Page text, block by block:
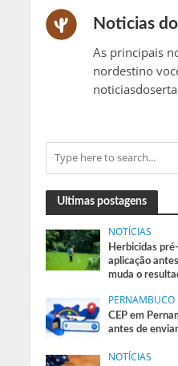
Noticias
As principais
nordestino
Ultimas postagens
NOTÍCIAS
Herbicidas
aplicação
muda o
PERNAMBUCO
CEP em
antes de
NOTÍCIAS